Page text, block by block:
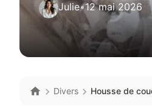
Julie•12 mai 2026
Divers Housse de